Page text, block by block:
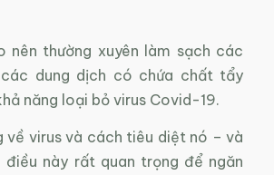
nên thường xuyên làm sạch các
dung dịch có chứa chất tẩy
năng loại bỏ virus Covid-19.
về virus và cách tiêu diệt nó – và
điều này rất quan trọng để ngăn